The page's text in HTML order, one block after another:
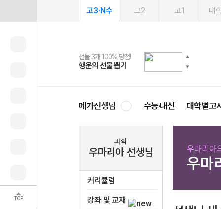
TOP
고3·N수 고2 고1 대
선물 3개 100% 당첨!
행운의 선물 뽑기
선물 100% 증정!
메가스터디 X 올리브
여름방학 스터디 캐시백
메가런 썸머스쿨
2027 러셀 단과
강사 공개선발
스마트러닝앱
설문 EVENT
메가패스
3일 무료 체험권
메가패스 수강생 무료혜택!
메가클럽 멤버십
사회공헌 캠페인
희망이룸 메가나눔
메가선생님 수능·내신 대학별고
과학
우마리아 선생님
커리큘럼
강좌 및 교재
우마리아
우마